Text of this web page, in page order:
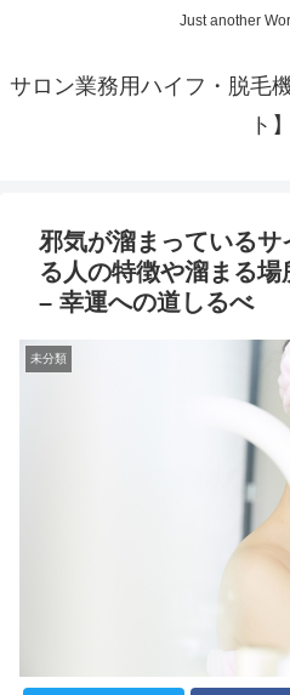
Just another
サロン業務用ハイフ・脱毛
ト】
邪気が溜まっている
る人の特徴や溜まる場
– 幸運への道しるべ
未分類